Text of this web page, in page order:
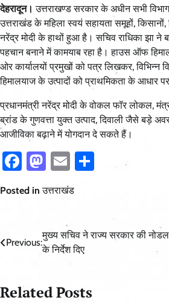
देहरादून। उत्तराखण्ड सरकार के अधीन सभी
उत्तराखंड के महिला स्वयं सहायता समूहों,
नरेंद्र मोदी के हाथों हुआ है। सचिव राधिका झा
पहचान बनाने में कामयाब रहा है। हाउस ऑफ
ओर कार्यालयों प्रमुखों को पत्र लिखकर, विभिन्न
हिमालयाज के उत्पादों को प्राथमिकता के आधार
प्रधानमंत्री नरेंद्र मोदी के वोकल फॉर लोकल,
ब्रांड के गुणवत्ता युक्त उत्पाद, दिवाली जैसे बड़े
आजीविका बढ़ाने में योगदान दे सकते हैं।
Facebook
Mastodon
EmailShare
Posted inउत्तराखंड
Post
Previous:
मुख्य सचिव ने राज्य सरकार की नोडल
के निर्देश दिए
Related Posts